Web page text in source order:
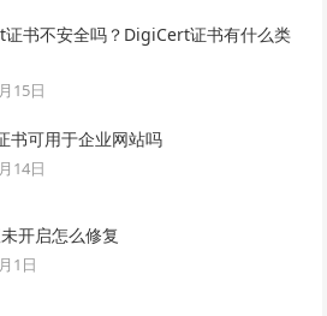
书不安全吗？DigiCert证书有什么类
15日
书可用于企业网站吗
14日
开启怎么修复
1日